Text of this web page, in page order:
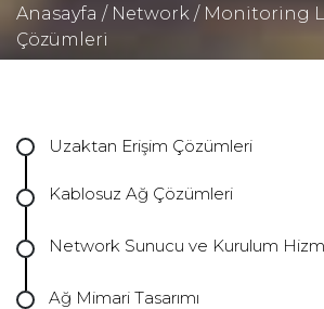
Anasayfa / Network / Monitoring
Çözümleri
Uzaktan Erişim Çözümleri
Kablosuz Ağ Çözümleri
Network Sunucu ve Kurulum
Ağ Mimari Tasarımı